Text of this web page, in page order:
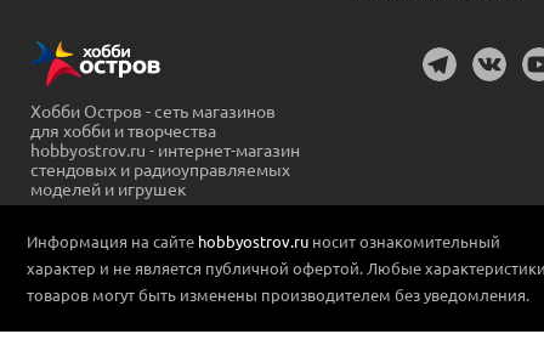
Хобби Остров - сеть магазинов
для хобби и творчества
hobbyostrov.ru - интернет-магазин
стендовых и радиоуправляемых
моделей и игрушек
Информация на сайте hobbyostrov.ru носит ознакомительный
характер и не является публичной офертой. Любые
товаров могут быть изменены производителем без уведомления.